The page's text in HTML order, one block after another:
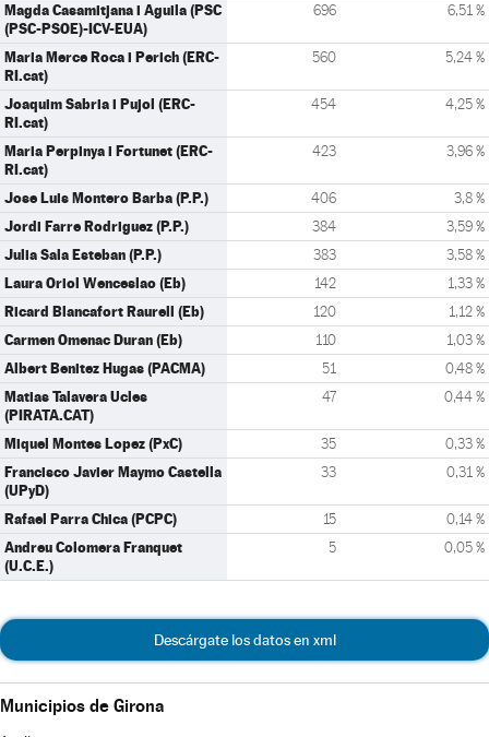
Magda Casamitjana i Aguila (PSC
(PSC-PSOE)-ICV-EUA)
696 6,51 %
Maria Merce Roca i Perich (ERC-
RI.cat)
560 5,24 %
Joaquim Sabria i Pujol (ERC-
RI.cat)
454 4,25 %
Maria Perpinya i Fortunet (ERC-
RI.cat)
423 3,96 %
Jose Luis Montero Barba (P.P.) 406 3,8 %
Jordi Farre Rodriguez (P.P.) 384 3,59 %
Julia Sala Esteban (P.P.) 383 3,58 %
Laura Oriol Wenceslao (Eb) 142 1,33 %
Ricard Blancafort Raurell (Eb) 120 1,12 %
Carmen Omenac Duran (Eb) 110 1,03 %
Albert Benitez Hugas (PACMA) 51 0,48 %
Matias Talavera Ucles
(PIRATA.CAT)
47 0,44 %
Miquel Montes Lopez (PxC) 35 0,33 %
Francisco Javier Maymo Castella
(UPyD)
33 0,31 %
Rafael Parra Chica (PCPC) 15 0,14 %
Andreu Colomera Franquet
(U.C.E.)
5 0,05 %
Descárgate los datos en xml
Municipios de Girona